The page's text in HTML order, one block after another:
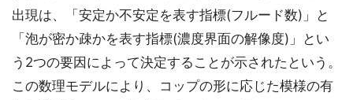
出現は、「安定か不安定を表す指標(フルード数)」と
「泡が密か疎かを表す指標(濃度界面の解像度)」とい
う2つの要因によって決定することが示されたという。
この数理モデルにより、コップの形に応じた模様の有